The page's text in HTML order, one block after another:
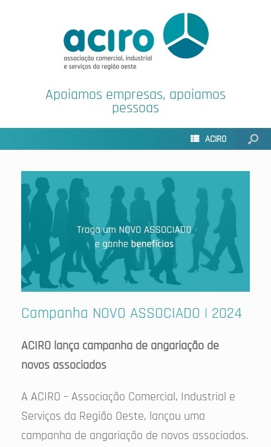
Apoiamos empresas, apoiamos
pessoas
ACIRO
Campanha NOVO ASSOCIADO | 2024
ACIRO lança campanha de angariação de
novos associados
A ACIRO – Associação Comercial, Industrial e
Serviços da Região Oeste, lançou uma
campanha de angariação de novos associados.